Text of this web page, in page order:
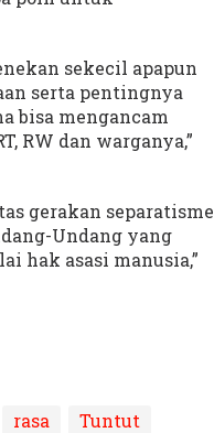
sekecil apapun
serta pentingnya
bisa mengancam
RW dan warganya,”
gerakan separatisme
Undang yang
hak asasi manusia,”
rasa
Tuntut